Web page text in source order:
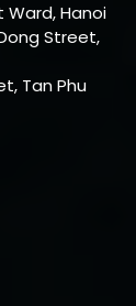
Ward, Hanoi
Street,
Tan Phu